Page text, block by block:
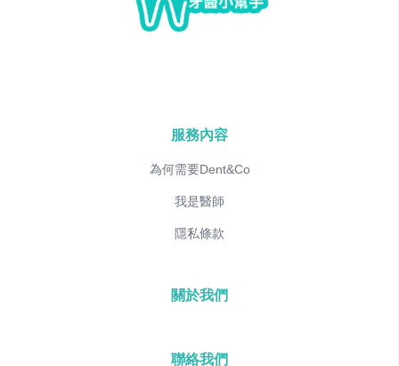
服務內容
為何需要Dent&Co
我是醫師
隱私條款
關於我們
聯絡我們